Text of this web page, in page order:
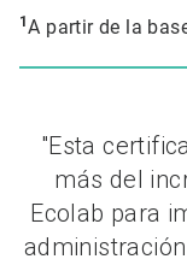
1 A partir de la
"Esta
más del
Ecolab para